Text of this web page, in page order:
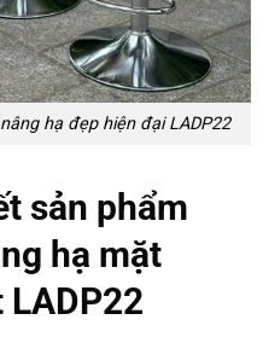
hạ đẹp hiện đại LADP22
sản phẩm
hạ mặt